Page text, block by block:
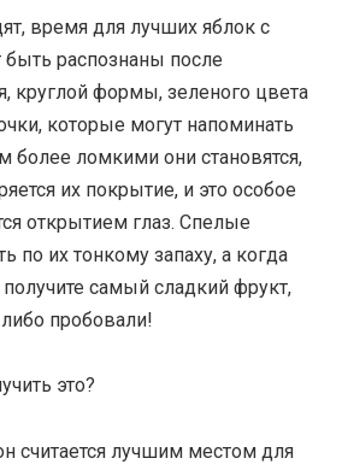
время для лучших яблок с
распознаны после
круглой формы, зеленого цвета
которые могут напоминать
более ломкими они становятся,
их покрытие, и это особое
открытием глаз. Спелые
по их тонкому запаху, а когда
самый сладкий фрукт,
пробовали!
это?
считается лучшим местом для